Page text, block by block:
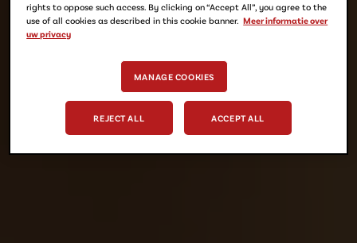
rights to oppose such access. By clicking on “Accept All”, you agree to the
use of all cookies as described in this cookie banner. Meer informatie over
uw privacy
MANAGE COOKIES
REJECT ALL ACCEPT ALL